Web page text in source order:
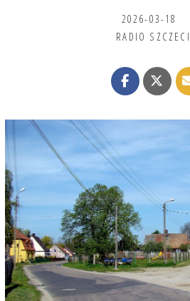
2026-03-18
RADIO